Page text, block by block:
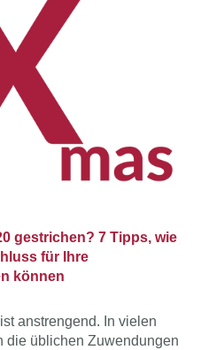
gestrichen? 7 Tipps, wie
für Ihre
können
anstrengend. In vielen
die üblichen Zuwendungen